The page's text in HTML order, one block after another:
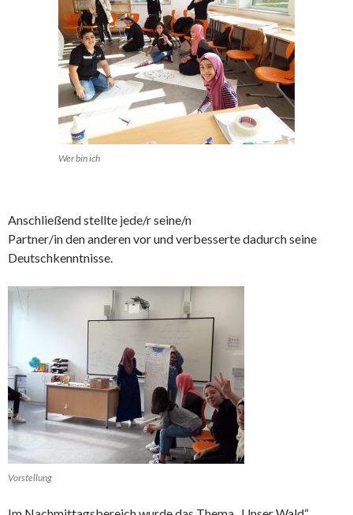
Wer bin ich
Anschließend stellte jede/r seine/n
Partner/in den anderen vor und verbesserte dadurch seine
Deutschkenntnisse.
Vorstellung